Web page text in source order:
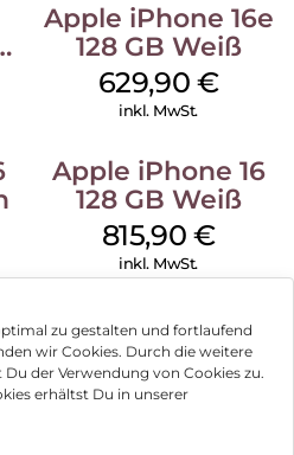
zu gestalten und fortlaufend
wir Cookies. Durch die weitere
der Verwendung von Cookies zu.
erhältst Du in unserer
Apple iPhone 16e
128 GB Weiß
629,90 €
inkl. MwSt.
Apple iPhone 16
128 GB Weiß
815,90 €
inkl. MwSt.